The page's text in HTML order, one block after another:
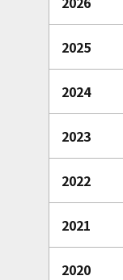
2025
2024
2023
2022
2021
2020